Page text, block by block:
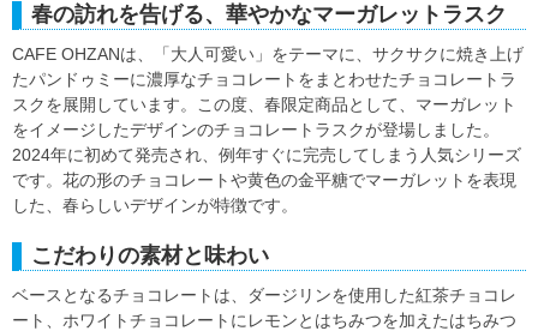
春の訪れを告げる、華やかなマーガレットラスク
CAFE OHZANは、「大人可愛い」をテーマに、サクサクに焼き上げ
たパンドゥミーに濃厚なチョコレートをまとわせたチョコレートラ
スクを展開しています。この度、春限定商品として、マーガレット
をイメージしたデザインのチョコレートラスクが登場しました。
2024年に初めて発売され、例年すぐに完売してしまう人気シリーズ
です。花の形のチョコレートや黄色の金平糖でマーガレットを表現
した、春らしいデザインが特徴です。
こだわりの素材と味わい
ベースとなるチョコレートは、ダージリンを使用した紅茶チョコレ
ート、ホワイトチョコレートにレモンとはちみつを加えたはちみつ